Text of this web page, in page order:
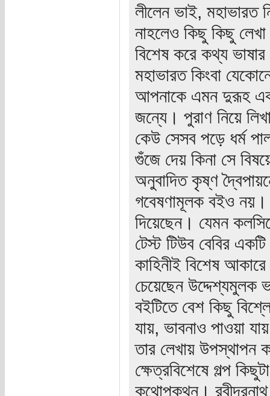
লীলেন ভাই, মহাভারত
নাহলেও কিছু কিছু
বিশেষ করে কথ্য
মহাভারত কিংবা
আপনাকে এমন দুরূহ
জন্যে। পুরাণ নিয়ে
কেউ সেসব পড়ে ধর্ম
গুঁজে দেয় কিনা সে
অনুবাদিত কৃষ্ণ
গবেষণামূলক বইও নয়।
দিয়েছেন। যেমন
টেস্ট টিউব বেবির
কাহিনীই বিশেষ
চেয়েছেন উদ্দেশ্যমুলক
বইটিতে বেশ কিছু
যায়, ভাবনাও পাওয়া
তার লেখায় উপস্থাপন
ক্ষেত্রবিশেষে গল্প
কথোপকথন।